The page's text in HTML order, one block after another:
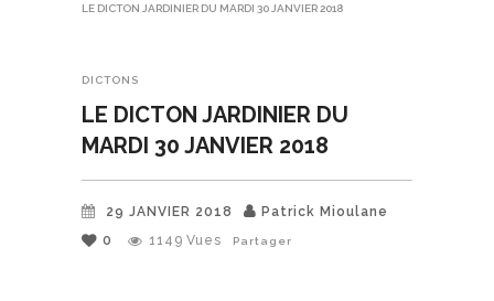
LE DICTON JARDINIER DU MARDI 30 JANVIER 2018
DICTONS
LE DICTON JARDINIER DU
MARDI 30 JANVIER 2018
29 JANVIER 2018
Patrick Mioulane
0
1149 Vues Partager